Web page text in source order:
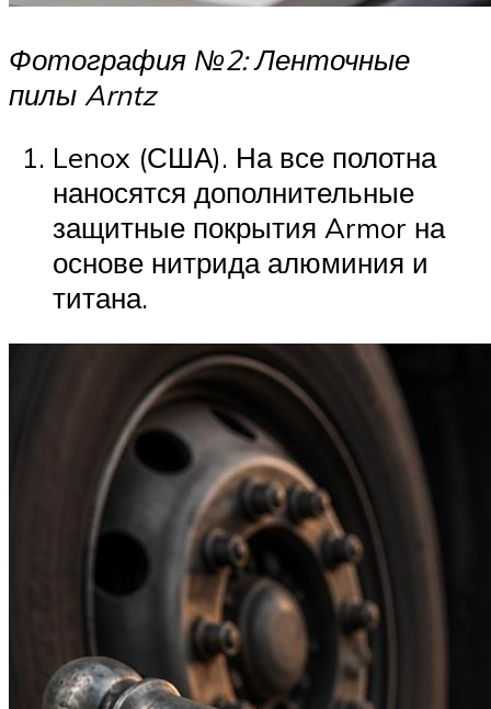
Фотография №2: Ленточные
пилы Arntz
Lenox (США). На все полотна
наносятся дополнительные
защитные покрытия Armor на
основе нитрида алюминия и
титана.